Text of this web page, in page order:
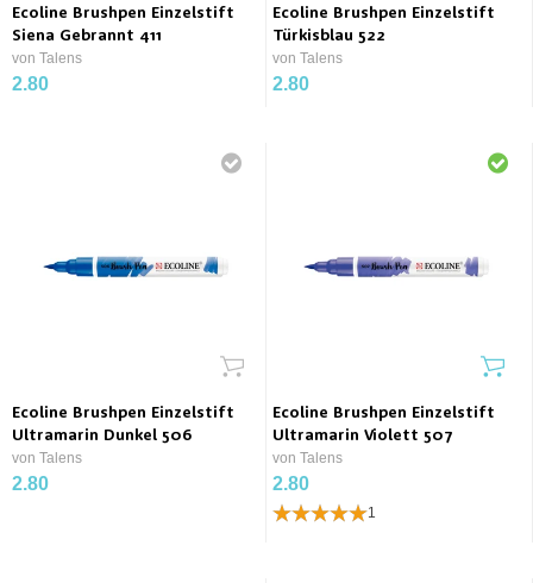
Ecoline Brushpen Einzelstift
Siena Gebrannt 411
von Talens
2.80
Ecoline Brushpen Einzelstift
Türkisblau 522
von Talens
2.80
Ecoline Brushpen Einzelstift
Ultramarin Dunkel 506
von Talens
2.80
Ecoline Brushpen Einzelstift
Ultramarin Violett 507
von Talens
2.80
1